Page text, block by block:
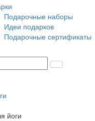
Подарочные наборы
Идеи подарков
Подарочные сертификаты
йоги